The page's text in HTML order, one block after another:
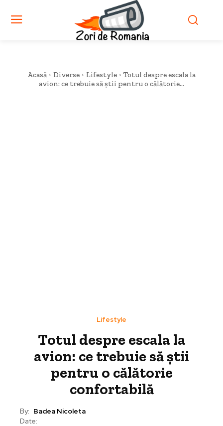
Acasă Diverse Lifestyle
Totul despre escala la
avion: ce trebuie să știi pentru o călătorie...
Lifestyle
Totul despre escala la
avion: ce trebuie să știi
pentru o călătorie
confortabilă
By: Badea Nicoleta
Date: